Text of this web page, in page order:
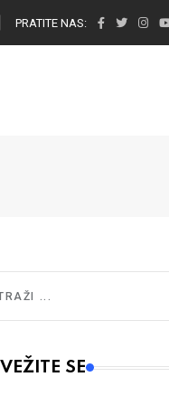
PRATITE NAS:
2 or more characters
SE